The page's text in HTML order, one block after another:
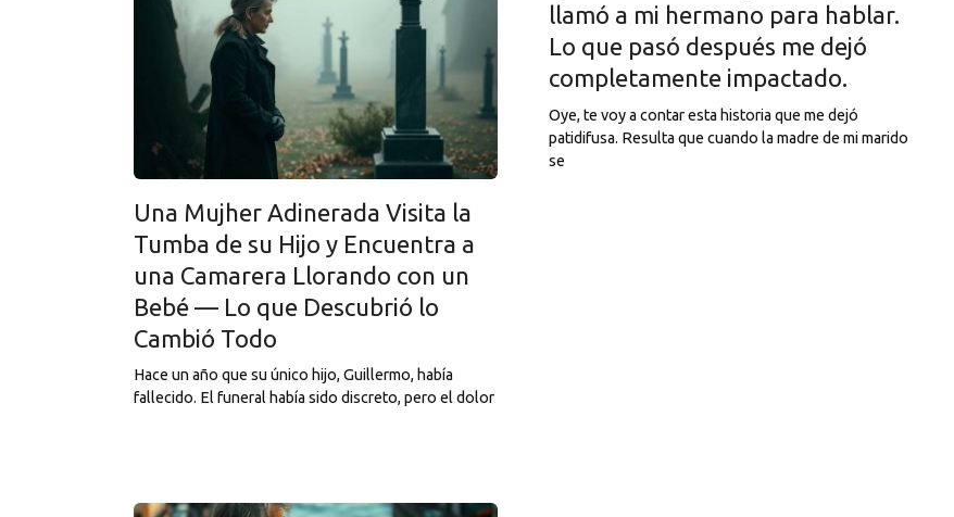
Una Mujher Adinerada Visita la
Tumba de su Hijo y Encuentra a
una Camarera Llorando con un
Bebé — Lo que Descubrió lo
Cambió Todo
Hace un año que su único hijo, Guillermo, había
fallecido. El funeral había sido discreto, pero el dolor
llamó a mi hermano para hablar.
Lo que pasó después me dejó
completamente impactado.
Oye, te voy a contar esta historia que me dejó
patidifusa. Resulta que cuando la madre de mi marido
se